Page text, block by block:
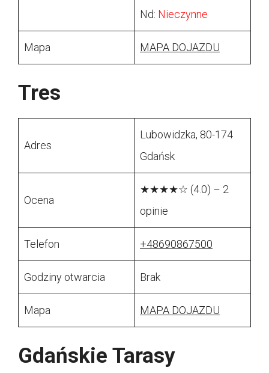
Nd: Nieczynne
Mapa MAPA DOJAZDU
Tres
Adres
Lubowidzka, 80-174
Gdańsk
Ocena
★★★★☆ (4.0) – 2
opinie
Telefon +48690867500
Godziny otwarcia Brak
Mapa MAPA DOJAZDU
Gdańskie Tarasy